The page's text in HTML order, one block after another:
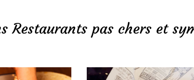
Restaurants pas chers et